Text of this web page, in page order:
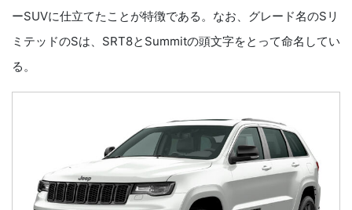
ーSUVに仕立てたことが特徴である。なお、グレード名のSリ
ミテッドのSは、SRT8とSummitの頭文字をとって命名してい
る。